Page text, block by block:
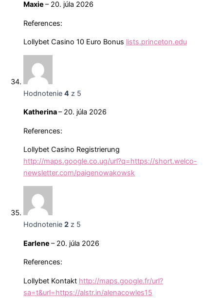
Maxie – 20. júla 2026
References:
Lollybet Casino 10 Euro Bonus lists.princeton.edu
Hodnotenie 4 z 5
Katherina– 20. júla 2026
References:
Lollybet Casino Registrierung
http://maps.google.co.ug/url?q=https://short.welco-
newsletter.com/paigenowakowsk
Hodnotenie 2 z 5
Earlene – 20. júla 2026
References:
Lollybet Kontakt http://maps.google.fr/url?
sa=t&url=https://alstr.in/alenacowles15